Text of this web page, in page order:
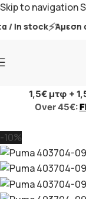
Skip to navigation
In stock⚡Άμεση
1,5€ μτφ +
Over 45€:
-10%